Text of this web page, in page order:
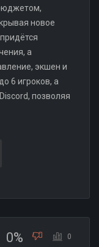
новое
а
экшен и
6 игроков, а
позволяя
0% 0